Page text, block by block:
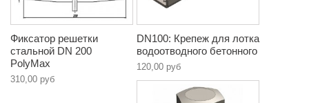
Фиксатор решетки
стальной DN 200
PolyMax
310,00 руб
DN100: Крепеж для лотка
водоотводного бетонного
120,00 руб